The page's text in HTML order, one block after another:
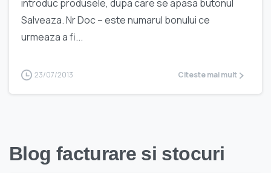
introduc produsele, dupa care se apasa butonul
Salveaza. Nr Doc – este numarul bonului ce
urmeaza a fi...
23/07/2013 Citeste mai mult
Blog facturare si stocuri